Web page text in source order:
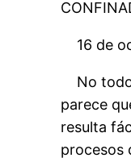
16 de
No todo
parece
resulta
procesos